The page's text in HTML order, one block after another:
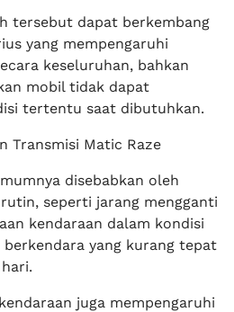
tersebut dapat berkembang
yang mempengaruhi
keseluruhan, bahkan
mobil tidak dapat
tertentu saat dibutuhkan.
Transmisi Matic Raze
disebabkan oleh
seperti jarang mengganti
kendaraan dalam kondisi
yang kurang tepat
juga mempengaruhi